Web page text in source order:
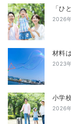
「ひ
2026
材料
2023
小学
2026